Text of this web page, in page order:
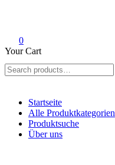
0
Your Cart
for:
Startseite
Alle Produktkategorien
Produktsuche
Über uns